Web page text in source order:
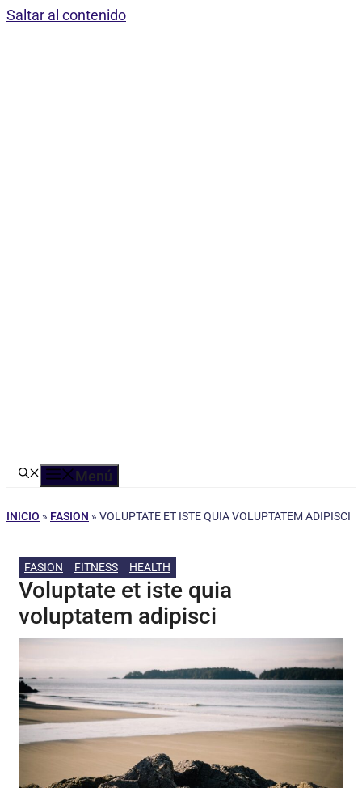
Saltar al contenido
Menú
INICIO » FASION » VOLUPTATE ET ISTE QUIA VOLUPTATEM ADIPISCI
FASION FITNESS HEALTH
Voluptate et iste quia
voluptatem adipisci